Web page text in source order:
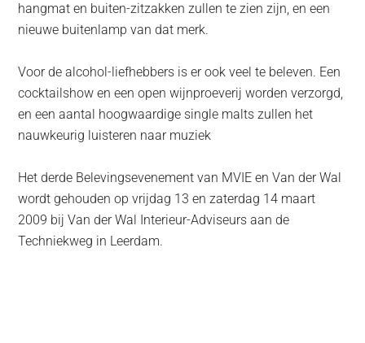
hangmat en buiten-zitzakken zullen te zien zijn, en een
nieuwe buitenlamp van dat merk.
Voor de alcohol-liefhebbers is er ook veel te beleven. Een
cocktailshow en een open wijnproeverij worden verzorgd,
en een aantal hoogwaardige single malts zullen het
nauwkeurig luisteren naar muziek
Het derde Belevingsevenement van MVIE en Van der Wal
wordt gehouden op vrijdag 13 en zaterdag 14 maart
2009 bij Van der Wal Interieur-Adviseurs aan de
Techniekweg in Leerdam.